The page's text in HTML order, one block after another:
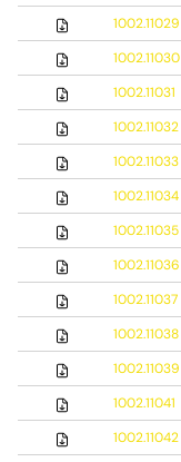
1002.11029
1002.11030
1002.11031
1002.11032
1002.11033
1002.11034
1002.11035
1002.11036
1002.11037
1002.11038
1002.11039
1002.11041
1002.11042